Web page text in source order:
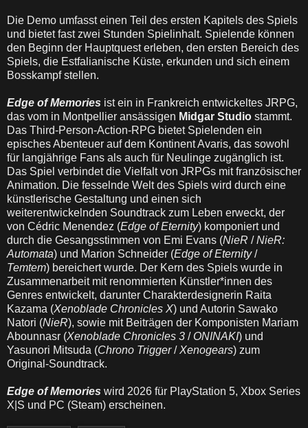
Die Demo umfasst einen Teil des ersten Kapitels des Spiels
und bietet fast zwei Stunden Spielinhalt. Spielende können
den Beginn der Hauptquest erleben, den ersten Bereich des
Spiels, die Estfalianische Küste, erkunden und sich einem
Bosskampf stellen.
Edge of Memories ist ein in Frankreich entwickeltes JRPG,
das vom in Montpellier ansässigen Midgar Studio stammt.
Das Third-Person-Action-RPG bietet Spielenden ein
episches Abenteuer auf dem Kontinent Avaris, das sowohl
für langjährige Fans als auch für Neulinge zugänglich ist.
Das Spiel verbindet die Vielfalt von JRPGs mit französischer
Animation. Die fesselnde Welt des Spiels wird durch eine
künstlerische Gestaltung und einen sich
weiterentwickelnden Soundtrack zum Leben erweckt, der
von Cédric Menendez (Edge of Eternity) komponiert und
durch die Gesangsstimmen von Emi Evans (NieR /NieR:
Automata) und Marion Schneider (Edge of Eternity/
Temtem) bereichert wurde. Der Kern des Spiels wurde in
Zusammenarbeit mit renommierten Künstler*innen des
Genres entwickelt, darunter Charakterdesignerin Raita
Kazama (Xenoblade Chronicles X) und Autorin Sawako
Natori (NieR), sowie mit Beiträgen der Komponisten Mariam
Abounnasr (Xenoblade Chronicles 3 / ONINAKI) und
Yasunori Mitsuda (Chrono Trigger/Xenogears) zum
Original-Soundtrack.
Edge of Memories wird 2026 für PlayStation 5, Xbox Series
X|S und PC (Steam) erscheinen.